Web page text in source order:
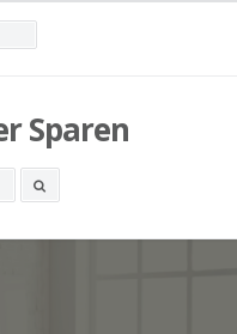
Sparen